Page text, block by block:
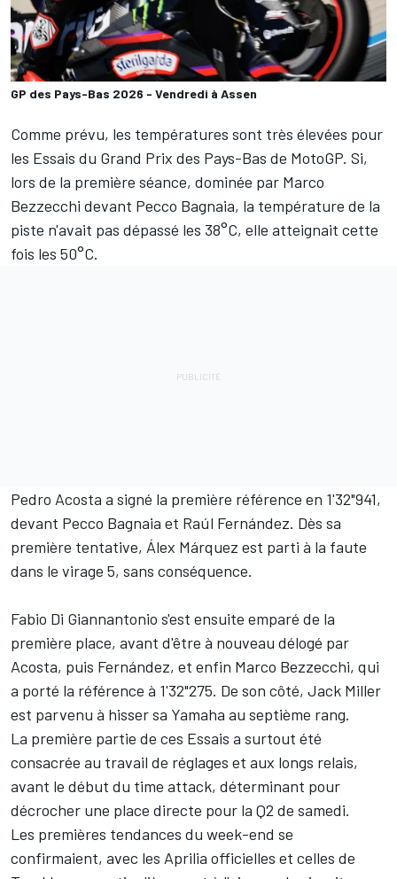
GP des Pays-Bas 2026 - Vendredi à Assen
Comme prévu, les températures sont très élevées pour
les Essais du Grand Prix des Pays-Bas de MotoGP. Si,
lors de la première séance, dominée par Marco
Bezzecchi devant Pecco Bagnaia, la température de la
piste n'avait pas dépassé les 38°C, elle atteignait cette
fois les 50°C.
Pedro Acosta a signé la première référence en 1'32"941,
devant Pecco Bagnaia et Raúl Fernández. Dès sa
première tentative, Álex Márquez est parti à la faute
dans le virage 5, sans conséquence.
Fabio Di Giannantonio s'est ensuite emparé de la
première place, avant d'être à nouveau délogé par
Acosta, puis Fernández, et enfin Marco Bezzecchi, qui
a porté la référence à 1'32"275. De son côté, Jack Miller
est parvenu à hisser sa Yamaha au septième rang.
La première partie de ces Essais a surtout été
consacrée au travail de réglages et aux longs relais,
avant le début du time attack, déterminant pour
décrocher une place directe pour la Q2 de samedi.
Les premières tendances du week-end se
confirmaient, avec les Aprilia officielles et celles de